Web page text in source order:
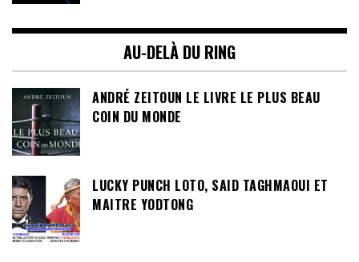
AU-DELÀ DU RING
ANDRÉ ZEITOUN LE LIVRE LE PLUS BEAU
COIN DU MONDE
LUCKY PUNCH LOTO, SAID TAGHMAOUI ET
MAITRE YODTONG